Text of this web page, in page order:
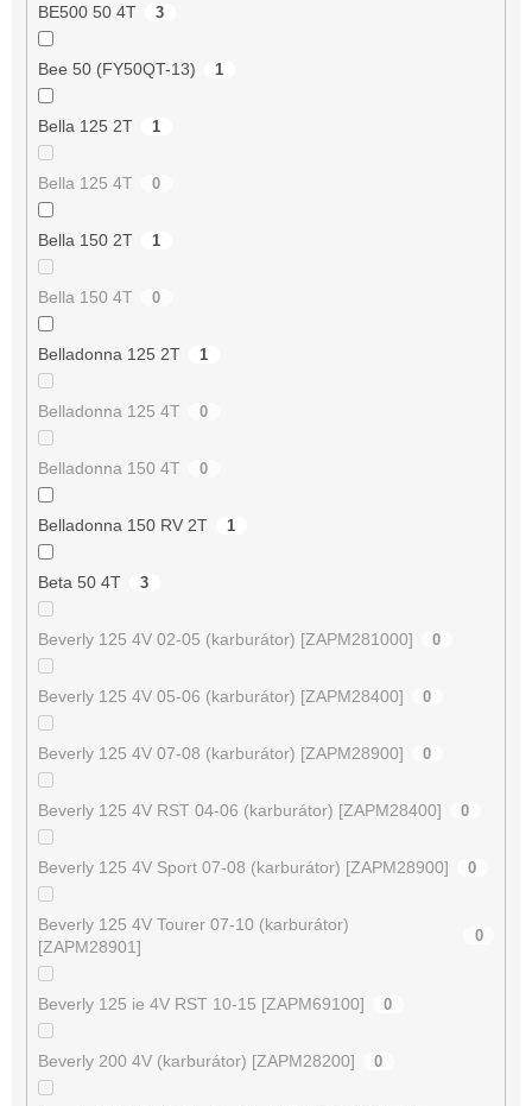
BE500 50 4T 3
Bee 50 (FY50QT-13) 1
Bella 125 2T 1
Bella 125 4T 0
Bella 150 2T 1
Bella 150 4T 0
Belladonna 125 2T 1
Belladonna 125 4T 0
Belladonna 150 4T 0
Belladonna 150 RV 2T 1
Beta 50 4T 3
Beverly 125 4V 02-05 (karburátor) [ZAPM281000] 0
Beverly 125 4V 05-06 (karburátor) [ZAPM28400] 0
Beverly 125 4V 07-08 (karburátor) [ZAPM28900] 0
Beverly 125 4V RST 04-06 (karburátor) [ZAPM28400] 0
Beverly 125 4V Sport 07-08 (karburátor) [ZAPM28900] 0
Beverly 125 4V Tourer 07-10 (karburátor)
[ZAPM28901]
0
Beverly 125 ie 4V RST 10-15 [ZAPM69100] 0
Beverly 200 4V (karburátor) [ZAPM28200] 0